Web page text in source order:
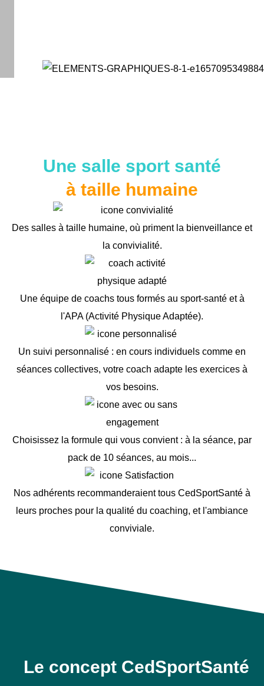
vitrine,
ce sont
nos
remise de
20€ par
parrainage
Testez nos
bilans
idéal
pour
garder
la forme
Testez le
gratuitement
domicile
Bénéficiez
des 50%
de crédit
d'impôt
Une salle sport santé
à taille humaine
Des salles à taille humaine, où priment la bienveillance et
la convivialité.
Une équipe de coachs tous formés au sport-santé et à
l'APA (Activité Physique Adaptée).
Un suivi personnalisé : en cours individuels comme en
séances collectives, votre coach adapte les exercices à
vos besoins.
Choisissez la formule qui vous convient : à la séance, par
pack de 10 séances, au mois...
Nos adhérents recommanderaient tous CedSportSanté à
leurs proches pour la qualité du coaching, et l'ambiance
conviviale.
Le concept CedSportSanté